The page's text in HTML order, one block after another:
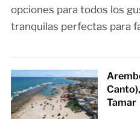
opciones para todos los
tranquilas perfectas para
Tamar